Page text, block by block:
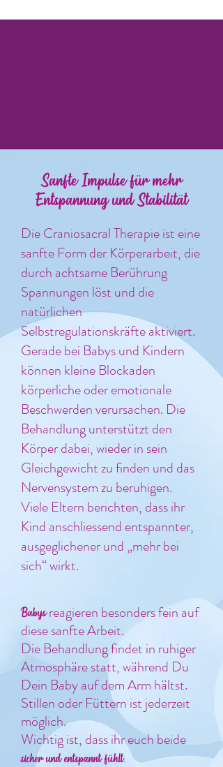
Sanfte Impulse für mehr
Entspannung und Stabilität
Die Craniosacral Therapie ist eine
sanfte Form der Körperarbeit, die
durch achtsame Berührung
Spannungen löst und die
natürlichen
Selbstregulationskräfte aktiviert.
Gerade bei Babys und Kindern
können kleine Blockaden
körperliche oder emotionale
Beschwerden verursachen. Die
Behandlung unterstützt den
Körper dabei, wieder in sein
Gleichgewicht zu finden und das
Nervensystem zu beruhigen.
Viele Eltern berichten, dass ihr
Kind anschliessend entspannter,
ausgeglichener und „mehr bei
sich“ wirkt.
Babysreagieren besonders fein auf
diese sanfte Arbeit.
Die Behandlung findet in ruhiger
Atmosphäre statt, während Du
Dein Baby auf dem Arm hältst.
Stillen oder Füttern ist jederzeit
möglich.
Wichtig ist, dass ihr euch beide
sicher und entspannt fühlt.